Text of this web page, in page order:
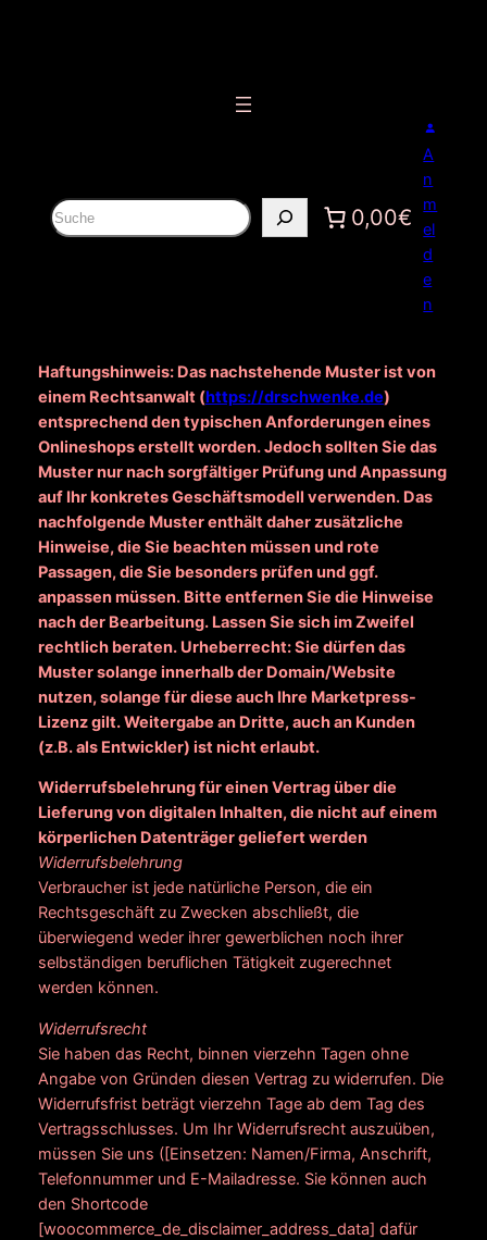
S
u
0,00€
A
n
m
el
d
e
n
Haftungshinweis: Das nachstehende Muster ist von
einem Rechtsanwalt (https://drschwenke.de)
entsprechend den typischen Anforderungen eines
Onlineshops erstellt worden. Jedoch sollten Sie das
Muster nur nach sorgfältiger Prüfung und Anpassung
auf Ihr konkretes Geschäftsmodell verwenden. Das
nachfolgende Muster enthält daher zusätzliche
Hinweise, die Sie beachten müssen und rote
Passagen, die Sie besonders prüfen und ggf.
anpassen müssen. Bitte entfernen Sie die Hinweise
nach der Bearbeitung. Lassen Sie sich im Zweifel
rechtlich beraten. Urheberrecht: Sie dürfen das
Muster solange innerhalb der Domain/Website
nutzen, solange für diese auch Ihre Marketpress-
Lizenz gilt. Weitergabe an Dritte, auch an Kunden
(z.B. als Entwickler) ist nicht erlaubt.
Widerrufsbelehrung für einen Vertrag über die
Lieferung von digitalen Inhalten, die nicht auf einem
körperlichen Datenträger geliefert werden
Widerrufsbelehrung
Verbraucher ist jede natürliche Person, die ein
Rechtsgeschäft zu Zwecken abschließt, die
überwiegend weder ihrer gewerblichen noch ihrer
selbständigen beruflichen Tätigkeit zugerechnet
werden können.
Widerrufsrecht
Sie haben das Recht, binnen vierzehn Tagen ohne
Angabe von Gründen diesen Vertrag zu widerrufen. Die
Widerrufsfrist beträgt vierzehn Tage ab dem Tag des
Vertragsschlusses. Um Ihr Widerrufsrecht auszuüben,
müssen Sie uns ([Einsetzen: Namen/Firma, Anschrift,
Telefonnummer und E-Mailadresse. Sie können auch
den Shortcode
[woocommerce_de_disclaimer_address_data] dafür